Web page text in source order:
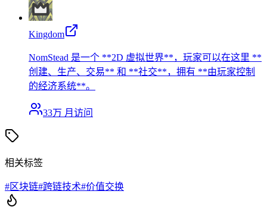
Kingdom
NomStead 是一个 **2D 虚拟世界**，玩家可以在这里 **
创建、生产、交易** 和 **社交**，拥有 **由玩家控制
的经济系统**。
33万 月访问
相关标签
#区块链#跨链技术#价值交换